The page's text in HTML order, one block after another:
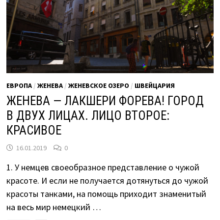
ЕВРОПА /ЖЕНЕВА /ЖЕНЕВСКОЕ ОЗЕРО / ШВЕЙЦАРИЯ
ЖЕНЕВА — ЛАКШЕРИ ФОРЕВА! ГОРОД
В ДВУХ ЛИЦАХ. ЛИЦО ВТОРОЕ:
КРАСИВОЕ
16.01.2019 0
1. У немцев своеобразное представление о чужой
красоте. И если не получается дотянуться до чужой
красоты танками, на помощь приходит знаменитый
на весь мир немецкий …